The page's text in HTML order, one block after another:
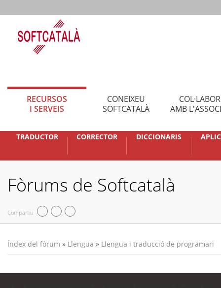
RECURSOS
I SERVEIS
CONEIXEU
SOFTCATALÀ
AMB
TRADUCTOR CORRECTOR DICCIONARIS
Fòrums de Softcatalà
Compartiu
Índex del fòrum » Llengua » Llengua i traducció de programari